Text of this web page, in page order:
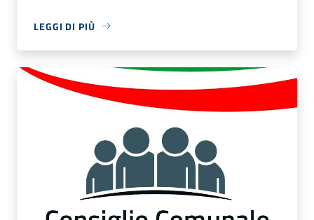
LEGGI DI PIÙ